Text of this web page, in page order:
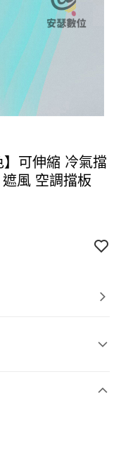
】可伸縮 冷氣擋
風 空調擋板